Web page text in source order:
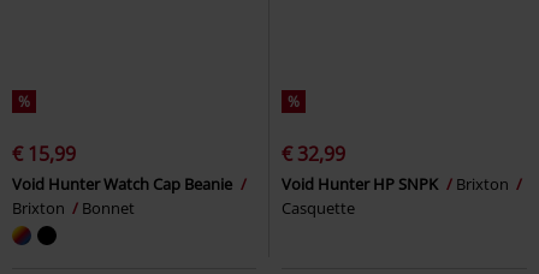
%
€ 15,99
Void Hunter Watch Cap Beanie
Brixton
Bonnet
%
€ 32,99
Void Hunter HP SNPK
Brixton
Casquette